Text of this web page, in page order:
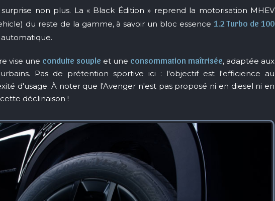
non plus. La « Black Édition » reprend la motorisation MHEV
du reste de la gamme, à savoir un bloc essence1.2 Turbo de 100
vise une conduite souple et une consommation maîtrisée, adaptée aux
Pas de prétention sportive ici : l'objectif est l'efficience au
d'usage. À noter que l'Avenger n'est pas proposé ni en diesel ni en
déclinaison !